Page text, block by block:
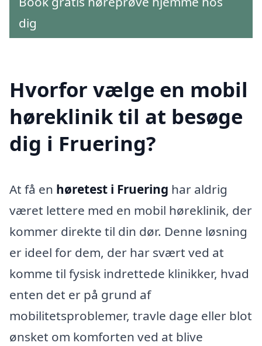
dig
Hvorfor vælge en mobil
høreklinik til at besøge
dig i Fruering?
At få en høretest i Fruering har aldrig
været lettere med en mobil høreklinik, der
kommer direkte til din dør. Denne løsning
er ideel for dem, der har svært ved at
komme til fysisk indrettede klinikker, hvad
enten det er på grund af
mobilitetsproblemer, travle dage eller blot
ønsket om komforten ved at blive